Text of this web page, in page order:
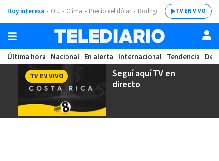
Hoy interesa OIJ Clima Precio del dólar Rodrigo ChavesTV EN VIVO
Última hora Nacional En alerta Internacional Tendencia
Seguí aquíTV en
directo
TV EN VIVO